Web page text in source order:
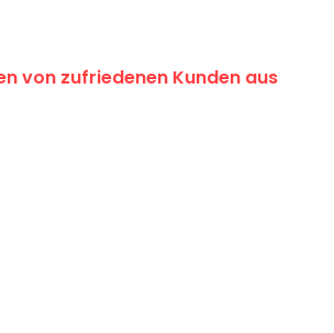
von zufriedenen Kunden aus